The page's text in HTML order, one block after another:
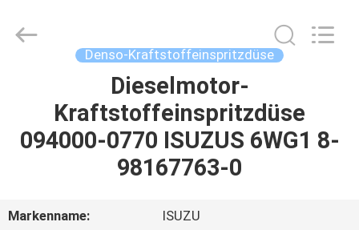
HAUSE
VIDEOS
Parts
Denso-Kraftstoffeinspritzdüse
Dieselmotor-
Kraftstoffeinspritzdüse
094000-0770 ISUZUS 6WG1 8-
98167763-0
Markenname:
ISUZU